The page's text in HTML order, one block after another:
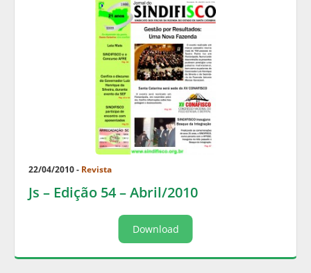
22/04/2010 - Revista
Js – Edição 54 – Abril/2010
Download